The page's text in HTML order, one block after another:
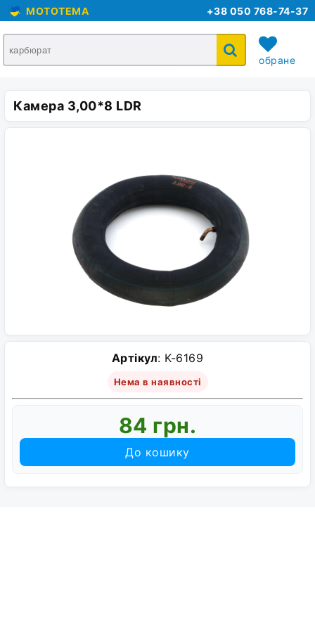
MOTOTEMA +38 050 768-74-37
обране
Камера 3,00*8 LDR
Артікул: K-6169
Нема в наявності
84 грн.
До кошику